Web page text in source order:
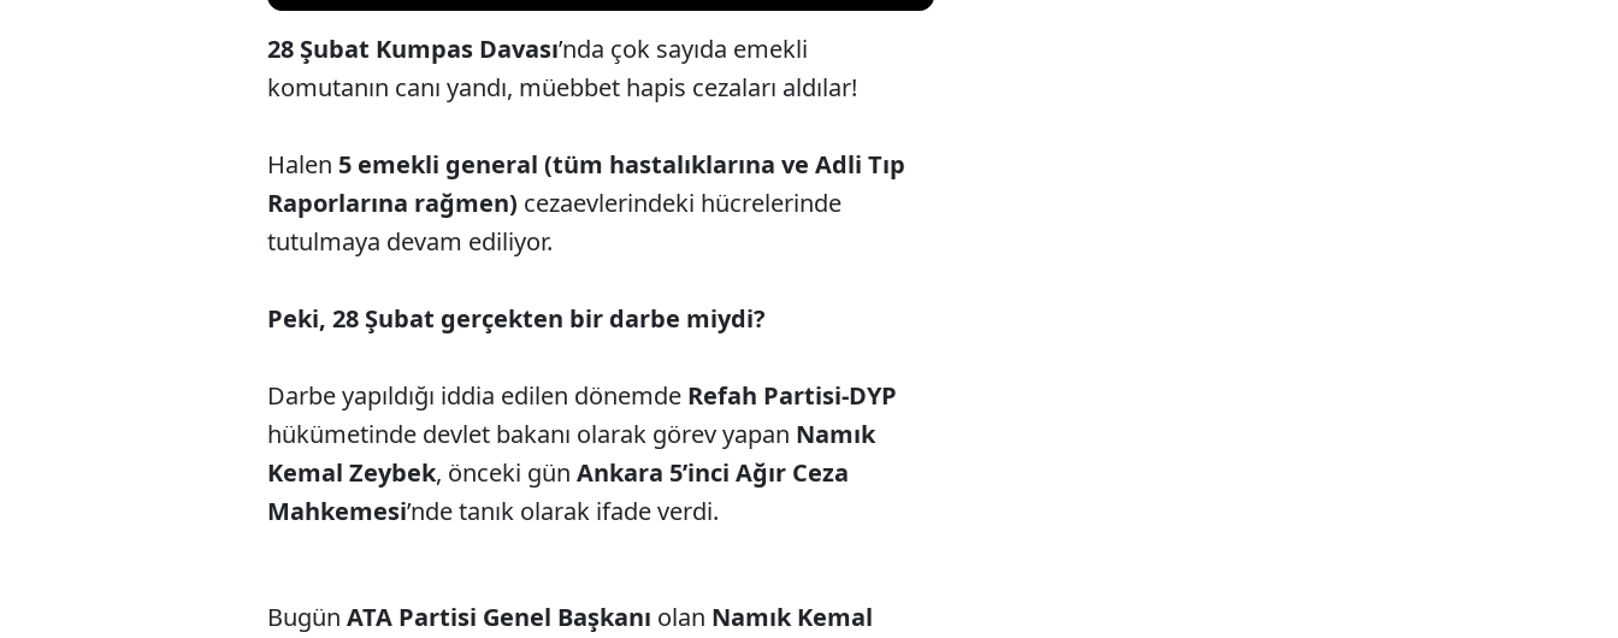
28 Şubat Kumpas Davası’nda çok sayıda emekli
komutanın canı yandı, müebbet hapis cezaları aldılar!
Halen 5 emekli general (tüm hastalıklarına ve Adli Tıp
Raporlarına rağmen) cezaevlerindeki hücrelerinde
tutulmaya devam ediliyor.
Peki, 28 Şubat gerçekten bir darbe miydi?
Darbe yapıldığı iddia edilen dönemde Refah Partisi-DYP
hükümetinde devlet bakanı olarak görev yapan Namık
Kemal Zeybek, önceki gün Ankara 5’inci Ağır Ceza
Mahkemesi’nde tanık olarak ifade verdi.
Bugün ATA Partisi Genel Başkanı olan Namık Kemal